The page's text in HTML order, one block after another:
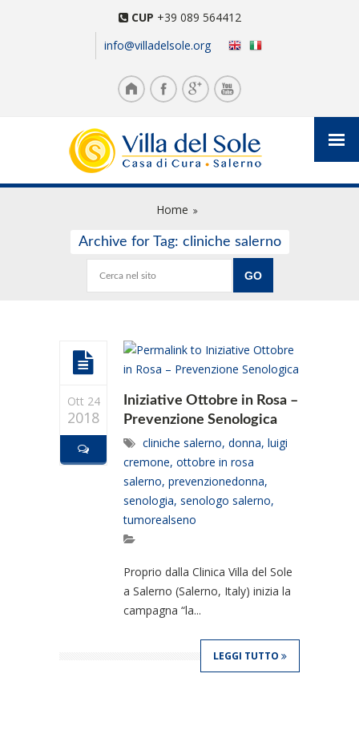
CUP +39 089 564412
info@villadelsole.org
Home
Archive for Tag: cliniche salerno
Ott 24
2018
Iniziative Ottobre in Rosa –
Prevenzione Senologica
cliniche salerno, donna, luigi
cremone, ottobre in rosa
salerno, prevenzionedonna,
senologia, senologo salerno,
tumorealseno
Proprio dalla Clinica Villa del Sole
a Salerno (Salerno, Italy) inizia la
campagna “la...
LEGGI TUTTO